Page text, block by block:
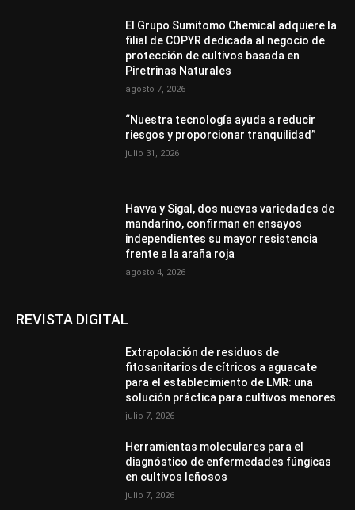
El Grupo Sumitomo Chemical adquiere la
filial de COPYR dedicada al negocio de
protección de cultivos basada en
Piretrinas Naturales
agosto 7, 2026
“Nuestra tecnología ayuda a reducir
riesgos y proporcionar tranquilidad”
julio 31, 2026
Havva y Sigal, dos nuevas variedades de
mandarino, confirman en ensayos
independientes su mayor resistencia
frente a la araña roja
agosto 4, 2026
REVISTA DIGITAL
Extrapolación de residuos de
fitosanitarios de cítricos a aguacate
para el establecimiento de LMR: una
solución práctica para cultivos menores
julio 7, 2026
Herramientas moleculares para el
diagnóstico de enfermedades fúngicas
en cultivos leñosos
julio 7, 2026